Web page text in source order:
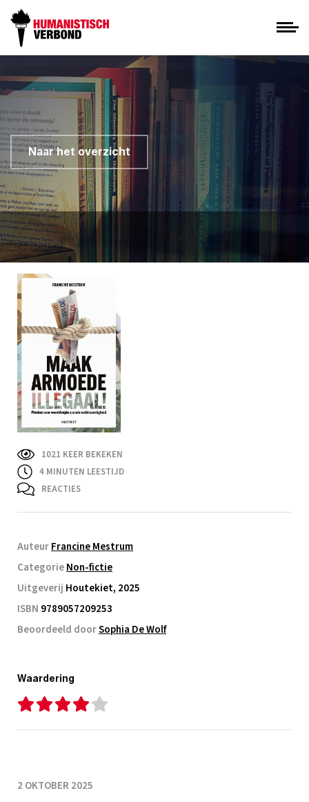
Naar het overzicht
1021 KEER BEKEKEN
4 MINUTEN LEESTIJD
REACTIES
AuteurFrancine Mestrum
CategorieNon-fictie
Uitgeverij Houtekiet, 2025
ISBN 9789057209253
Beoordeeld doorSophia De Wolf
Waardering
2 OKTOBER 2025